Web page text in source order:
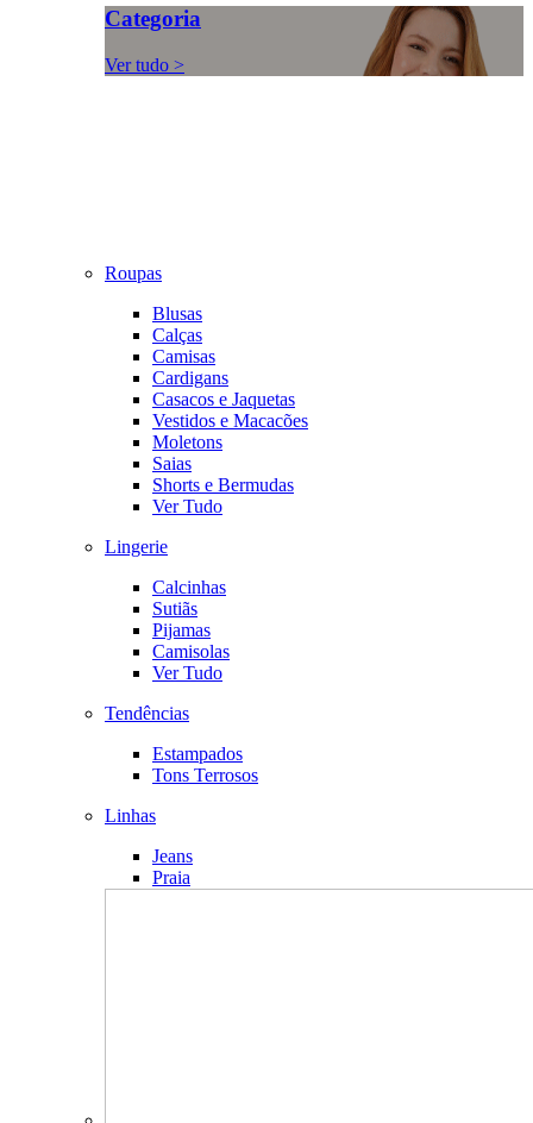
Categoria
Ver tudo >
Roupas
Blusas
Calças
Camisas
Cardigans
Casacos e Jaquetas
Vestidos e Macacões
Moletons
Saias
Shorts e Bermudas
Ver Tudo
Lingerie
Calcinhas
Sutiãs
Pijamas
Camisolas
Ver Tudo
Tendências
Estampados
Tons Terrosos
Linhas
Jeans
Praia